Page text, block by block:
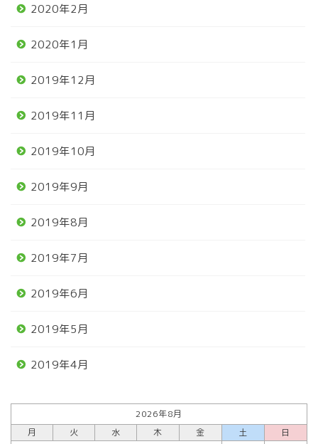
2020年2月
2020年1月
2019年12月
2019年11月
2019年10月
2019年9月
2019年8月
2019年7月
2019年6月
2019年5月
2019年4月
2026年8月
月
火 水 木 金 土
日